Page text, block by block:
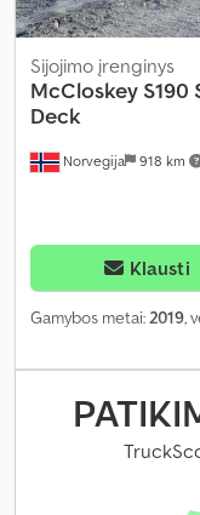
Norvegija 918 km
Sijojimo įrenginys
McCloskey S190
Deck
Klausti
Gamybos metai:2019,